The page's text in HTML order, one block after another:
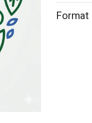
Format